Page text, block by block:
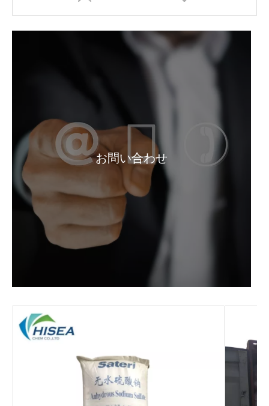
粉末工業グレードのハイドロサルファイトナトリウム
お問い合わせ